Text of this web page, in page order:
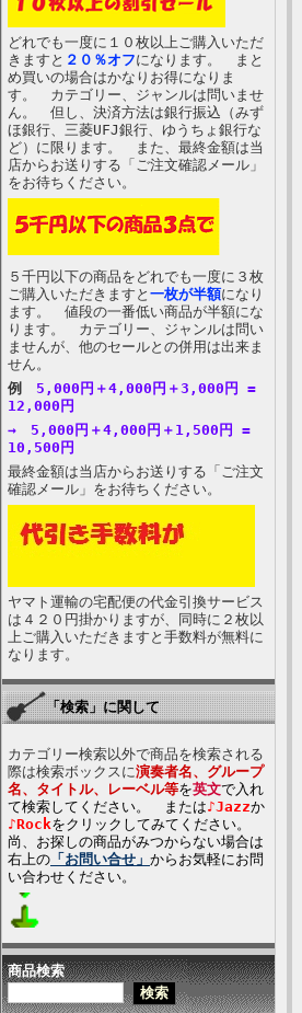
どれでも一度に１０枚以上ご購入いただ
きますと ２０％オフになります。 まと
め買いの場合はかなりお得になりま
す。 カテゴリー、ジャンルは問いませ
ん。 但し、決済方法は銀行振込（みず
ほ銀行、三菱UFJ銀行、ゆうちょ銀行な
ど）に限ります。 また、最終金額は当
店からお送りする「ご注文確認メール」
をお待ちください。
５千円以下の商品をどれでも一度に３枚
ご購入いただきますと 一枚が半額になり
ます。 値段の一番低い商品が半額にな
ります。 カテゴリー、ジャンルは問い
ませんが、他のセールとの併用は出来ま
せん。
例
5,000円＋4,000円＋3,000円 =
12,000円
→ 5,000円＋4,000円＋1,500円 =
10,500円
最終金額は当店からお送りする「ご注文
確認メール」をお待ちください。
ヤマト運輸の宅配便の代金引換サービス
は４２０円掛かりますが、同時に２枚以
上ご購入いただきますと手数料が無料に
なります。
「検索」に関して
カテゴリー検索以外で商品を検索される
際は検索ボックスに演奏者名、グループ
名、タイトル、レーベル等を英文で入れ
て検索してください。 または♪Jazzか
♪Rockをクリックしてみてください。
尚、お探しの商品がみつからない場合は
右上の 「お問い合せ」 からお気軽にお問
い合わせください。
商品検索